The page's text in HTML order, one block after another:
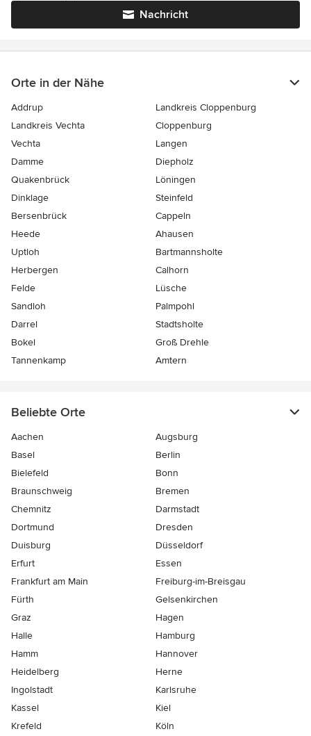
Nachricht
Orte in der Nähe
Addrup
Landkreis Cloppenburg
Landkreis Vechta
Cloppenburg
Vechta
Langen
Damme
Diepholz
Quakenbrück
Löningen
Dinklage
Steinfeld
Bersenbrück
Cappeln
Heede
Ahausen
Uptloh
Bartmannsholte
Herbergen
Calhorn
Felde
Lüsche
Sandloh
Palmpohl
Darrel
Stadtsholte
Bokel
Groß Drehle
Tannenkamp
Amtern
Beliebte Orte
Aachen
Augsburg
Basel
Berlin
Bielefeld
Bonn
Braunschweig
Bremen
Chemnitz
Darmstadt
Dortmund
Dresden
Duisburg
Düsseldorf
Erfurt
Essen
Frankfurt am Main
Freiburg-im-Breisgau
Fürth
Gelsenkirchen
Graz
Hagen
Halle
Hamburg
Hamm
Hannover
Heidelberg
Herne
Ingolstadt
Karlsruhe
Kassel
Kiel
Krefeld
Köln